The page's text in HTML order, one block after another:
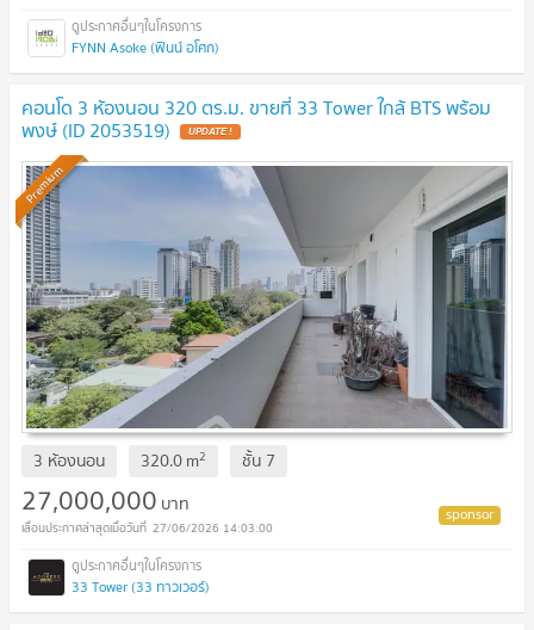
FYNN Asoke (ฟินน์ อโศก)
คอนโด 3 ห้องนอน 320 ตร.ม. ขายที่ 33 Tower ใกล้ BTS พร้อม
พงษ์ (ID 2053519)
Premium
3 ห้องนอน 320.0m2 ชั้น 7
27,000,000 บาท
27/06/2026 14:03:00
33 Tower (33 ทาวเวอร์)